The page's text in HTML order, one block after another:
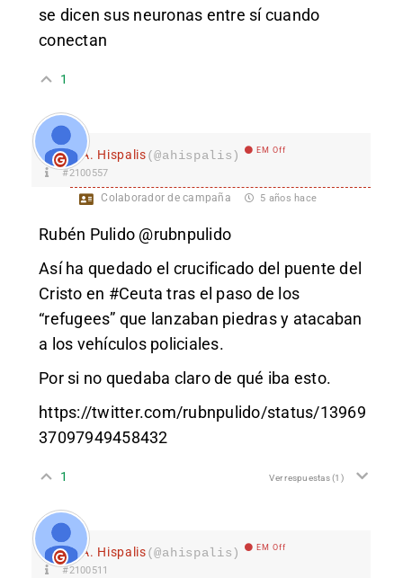
se dicen sus neuronas entre sí cuando
conectan
1
A. Hispalis(@ahispalis) EM Off
#2100557
Colaborador de campaña 5 años hace
Rubén Pulido @rubnpulido
Así ha quedado el crucificado del puente del
Cristo en #Ceuta tras el paso de los
“refugees” que lanzaban piedras y atacaban
a los vehículos policiales.
Por si no quedaba claro de qué iba esto.
https://twitter.com/rubnpulido/status/13969
37097949458432
1 Ver respuestas(1)
A. Hispalis(@ahispalis) EM Off
#2100511